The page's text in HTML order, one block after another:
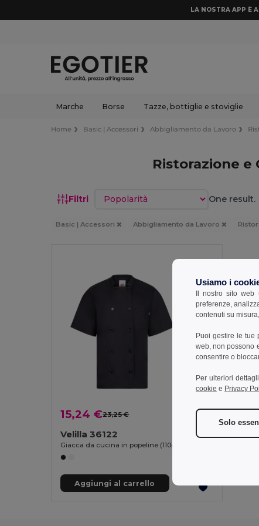
LA NOSTRA APP È
Marche Borse Tazze, bottiglie e stoviglie
Home Basic | Accessori Abbigliamento da Lavoro
Ristorazione e
Filtri Ordina per One result.
Basic | Accessori Abbigliamento da Lavoro
15,24 €23,25 € -34%
Velilla 36122
Aggiungi al carrello
Usiamo i
Il nostro sito web
preferenze,
contenuti su
Puoi gestire le tue
web, non possono
consentire o
Per ulteriori
cookie e Privacy
Solo